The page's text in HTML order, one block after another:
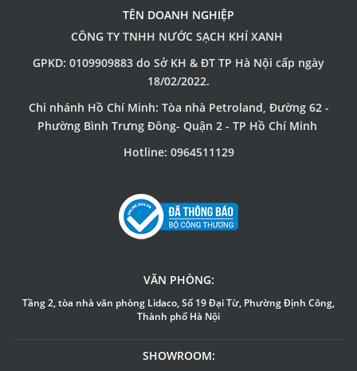
TÊN DOANH NGHIỆP
CÔNG TY TNHH NƯỚC SẠCH KHÍ XANH
GPKD: 0109909883 do Sở KH & ĐT TP Hà Nội cấp ngày
18/02/2022.
Chi nhánh Hồ Chí Minh: Tòa nhà Petroland, Đường 62 -
Phường Bình Trưng Đông- Quận 2 - TP Hồ Chí Minh
Hotline: 0964511129
VĂN PHÒNG:
Tầng 2, tòa nhà văn phòng Lidaco, Số 19 Đại Từ, Phường Định Công,
Thành phố Hà Nội
SHOWROOM: